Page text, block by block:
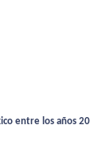
entre los años